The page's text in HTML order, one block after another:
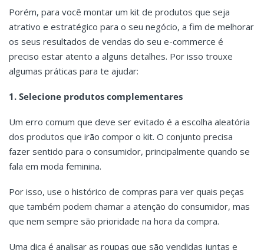
Porém, para você montar um kit de produtos que seja
atrativo e estratégico para o seu negócio, a fim de melhorar
os seus resultados de vendas do seu e-commerce é
preciso estar atento a alguns detalhes. Por isso trouxe
algumas práticas para te ajudar:
1. Selecione produtos complementares
Um erro comum que deve ser evitado é a escolha aleatória
dos produtos que irão compor o kit. O conjunto precisa
fazer sentido para o consumidor, principalmente quando se
fala em moda feminina.
Por isso, use o histórico de compras para ver quais peças
que também podem chamar a atenção do consumidor, mas
que nem sempre são prioridade na hora da compra.
Uma dica é analisar as roupas que são vendidas juntas e